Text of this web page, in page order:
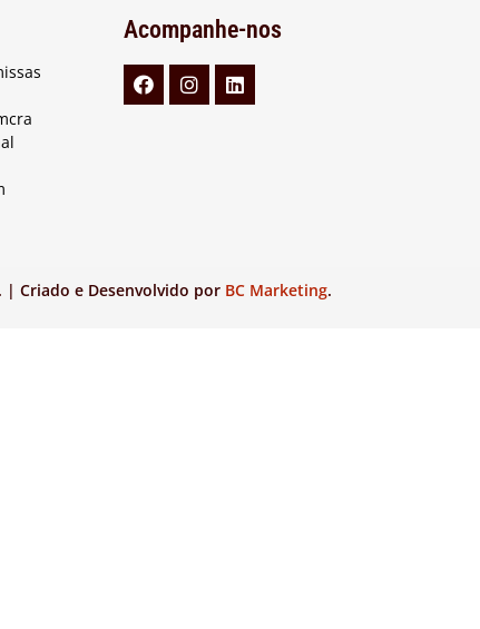
Acompanhe-nos
| Criado e Desenvolvido por BC Marketing.